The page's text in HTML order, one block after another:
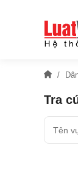
Tra